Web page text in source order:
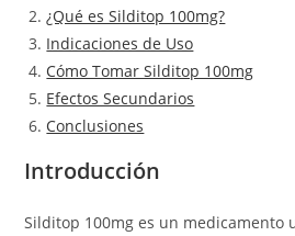
¿Qué es Silditop 100mg?
Indicaciones de Uso
Cómo Tomar Silditop 100mg
Efectos Secundarios
Conclusiones
Introducción
Silditop 100mg es un medicamento